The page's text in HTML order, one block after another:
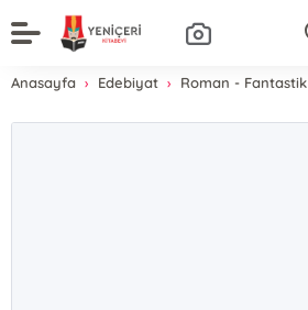
Anasayfa Edebiyat Roman - Fantastik